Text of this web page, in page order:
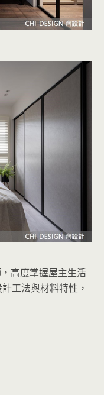
高度掌握屋主生活
工法與材料特性，